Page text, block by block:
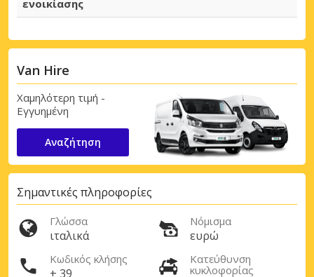
ενοικίασης
Van Hire
Χαμηλότερη τιμή -
Εγγυημένη
Αναζήτηση
Σημαντικές πληροφορίες
Γλώσσα
ιταλικά
Νόμισμα
ευρώ
Κωδικός κλήσης
+ 39
Κατεύθυνση
κυκλοφορίας
Μεγάλες εξοικονομήσεις
Αποκτήστε πρόσβαση σε αποκλειστικές
προσφορές συνεργατών